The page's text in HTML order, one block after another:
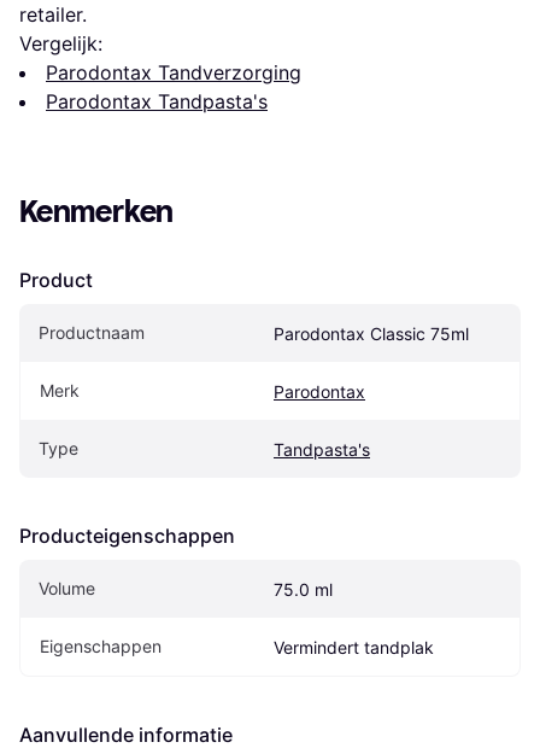
retailer.
Vergelijk:
Parodontax Tandverzorging
Parodontax Tandpasta's
Kenmerken
Product
Productnaam Parodontax Classic 75ml
Merk Parodontax
Type Tandpasta's
Producteigenschappen
Volume 75.0 ml
Eigenschappen Vermindert tandplak
Aanvullende informatie